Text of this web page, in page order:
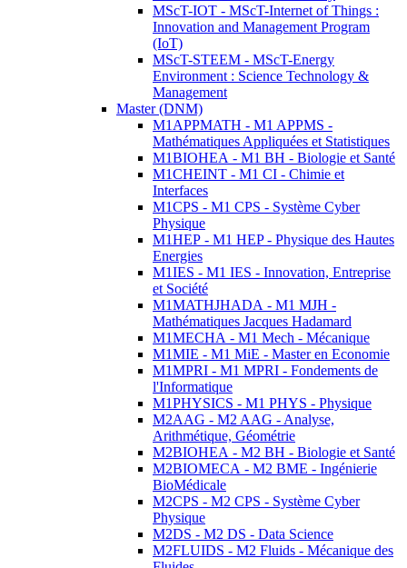
MScT-IOT - MScT-Internet of Things :
Innovation and Management Program
(IoT)
MScT-STEEM - MScT-Energy
Environment : Science Technology &
Management
Master (DNM)
M1APPMATH - M1 APPMS -
Mathématiques Appliquées et Statistiques
M1BIOHEA - M1 BH - Biologie et Santé
M1CHEINT - M1 CI - Chimie et
Interfaces
M1CPS - M1 CPS - Système Cyber
Physique
M1HEP - M1 HEP - Physique des Hautes
Energies
M1IES - M1 IES - Innovation, Entreprise
et Société
M1MATHJHADA - M1 MJH -
Mathématiques Jacques Hadamard
M1MECHA - M1 Mech - Mécanique
M1MIE - M1 MiE - Master en Economie
M1MPRI - M1 MPRI - Fondements de
l'Informatique
M1PHYSICS - M1 PHYS - Physique
M2AAG - M2 AAG - Analyse,
Arithmétique, Géométrie
M2BIOHEA - M2 BH - Biologie et Santé
M2BIOMECA - M2 BME - Ingénierie
BioMédicale
M2CPS - M2 CPS - Système Cyber
Physique
M2DS - M2 DS - Data Science
M2FLUIDS - M2 Fluids - Mécanique des